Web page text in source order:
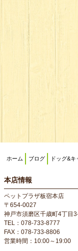
ホーム ブログ ドッグ&キ
本店情報
ペットプラザ板宿本店
〒654-0027
神戸市須磨区千歳町4丁目
TEL：078-733-8777
FAX：078-733-8806
営業時間：10:00～19:00